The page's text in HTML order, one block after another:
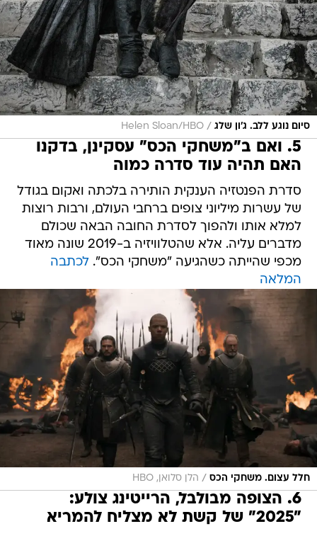
סיום נוגע ללב. ג'ון שלג /
Helen Sloan/HBO
5. ואם ב"משחקי הכס" עסקינן, בדקנו
האם תהיה עוד סדרה כמוה
סדרת הפנטזיה הענקית הותירה בלכתה ואקום בגודל
של עשרות מיליוני צופים ברחבי העולם, ורבות רוצות
למלא אותו ולהפוך לסדרת החובה הבאה שכולם
מדברים עליה. אלא שהטלוויזיה ב-2019 שונה מאוד
מכפי שהייתה כשהגיעה "משחקי הכס".לכתבה
המלאה
חלל עצום. משחקי הכס / הלן סלואן, HBO
6. הצופה מבולבל, הרייטינג צולע:
"2025" של קשת לא מצליח להמריא